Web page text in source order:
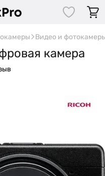
Видео и
камера